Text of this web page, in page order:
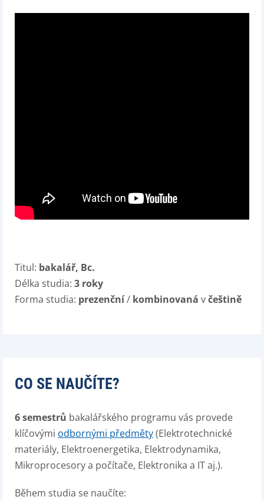
Titul: bakalář, Bc.
Délka studia: 3 roky
Forma studia: prezenční/ kombinovaná včeštině
CO SE NAUČÍTE?
6 semestrů bakalářského programu vás provede
klíčovými odbornými předměty(Elektrotechnické
materiály, Elektroenergetika, Elektrodynamika,
Mikroprocesory a počítače, Elektronika a IT aj.).
Během studia se naučíte: